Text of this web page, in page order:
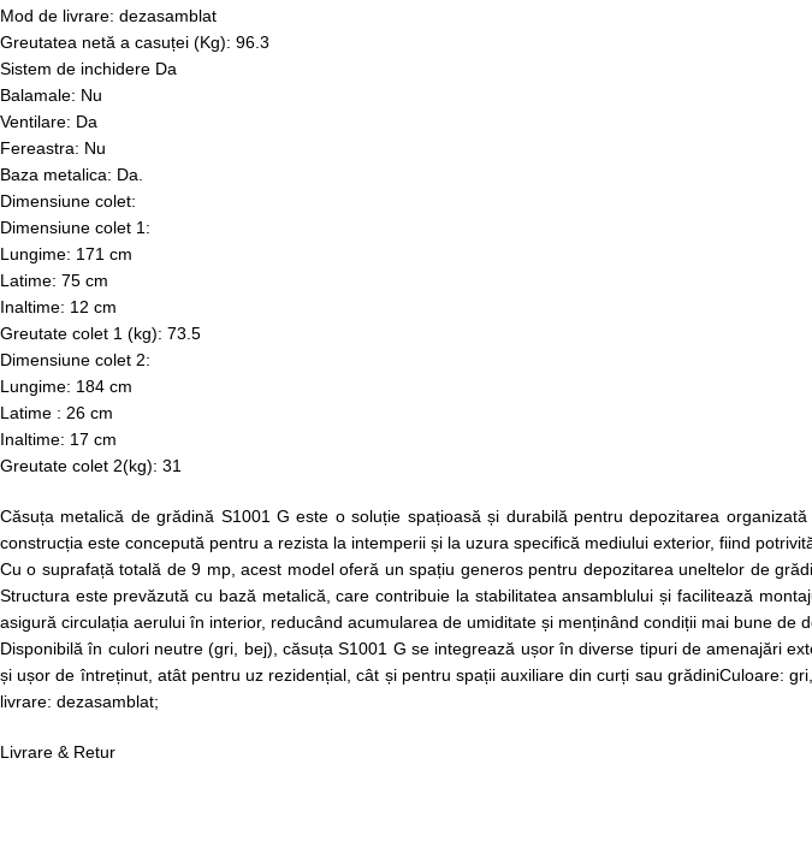
Mod de livrare: dezasamblat
Greutatea netă a casuței (Kg): 96.3
Sistem de inchidere Da
Balamale: Nu
Ventilare: Da
Fereastra: Nu
Baza metalica: Da.
Dimensiune colet:
Dimensiune colet 1:
Lungime: 171 cm
Latime: 75 cm
Inaltime: 12 cm
Greutate colet 1 (kg): 73.5
Dimensiune colet 2:
Lungime: 184 cm
Latime : 26 cm
Inaltime: 17 cm
Greutate colet 2(kg): 31
Căsuța metalică de grădină S1001 G este o soluție spațioasă și durabilă pentru depozitarea
construcția este concepută pentru a rezista la intemperii și la uzura specifică mediului exterior, fiind
Cu o suprafață totală de 9 mp, acest model oferă un spațiu generos pentru depozitarea uneltelor de
Structura este prevăzută cu bază metalică, care contribuie la stabilitatea ansamblului și facilitează
asigură circulația aerului în interior, reducând acumularea de umiditate și menținând condiții mai bune
Disponibilă în culori neutre (gri, bej), căsuța S1001 G se integrează ușor în diverse tipuri de amenajări
și ușor de întreținut, atât pentru uz rezidențial, cât și pentru spații auxiliare din curți sau grădiniCuloare:
livrare: dezasamblat;
Livrare & Retur